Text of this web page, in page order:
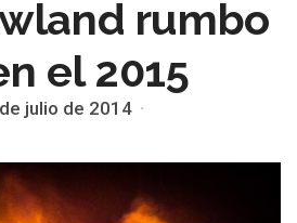
rumbo
el 2015
julio de 2014